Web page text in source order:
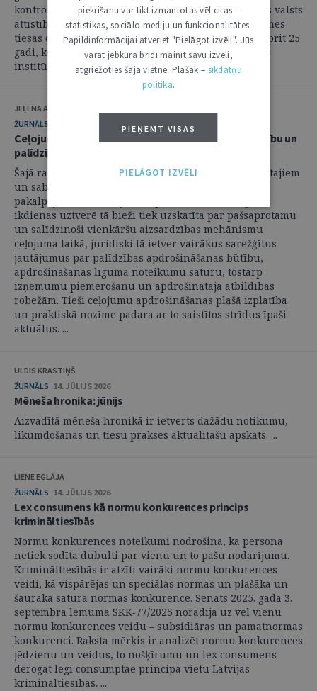
kontroles nozīmi Latvijas kā demokrātiskas tiesiskas valsts
attīstībā. Tomēr šogad atzīmējams vēl viens Satversmes
tiesas darbā būtisks pagrieziena punkts – 1. jūlijā aprit 25
gadi, kopš sācis darboties konstitucionālās sūdzības
institūts. Tas ir brīdis, ...
JEĻENA ALFEJEVA
ŽURNĀLS
Ceļojumu apdrošināšanas strīdi: starp darījumu brīvību un
palīdzības apdrošināšanas funkciju
Šajā rakstā tiek aplūkots viens no visplašāk izmantotajiem
un sabiedrībā labi zināmiem apdrošināšanas
pakalpojumiem – ceļojumu apdrošināšana. Lai gan
ikdienas uztverē tā bieži tiek uzskatīta par pašsaprotamu
un salīdzinoši vienkāršu aizsardzības mehānismu
ceļojuma laikā, juridiski tā ietver vairākus sarežģītus
jautājumus par palīdzības apdrošināšanas būtību,
apdrošināšanas līguma noteikumu saturu, tostarp
izņēmumu piemērošanu un apdrošinātāja atbildības
robežām. Tieši ceļojumu apdrošināšanas plašā izplatība
un praktiskā nozīme padara ar to saistītos strīdus īpaši
aktuālus. ...
ULDIS KRASTIŅŠ
ŽURNĀLS 14. JŪLIJS 2026
Mēneša hronika: jūnijs
Aizvadītā mēneša hronikā ir ietverts dažādu notikumu,
likumdošanas un tiesu prakses aktualitāšu apskats. ...
LIENE EGLĀJA
ŽURNĀLS 14. JŪLIJS 2026
Lex consumens kā normu konkurences princips
krimināltiesībās
Normu konkurences noteikumi nodrošina, ka persona
netiek sodīta dubulti par vienu un to pašu nodarījumu.
Krimināltiesībās ir atzīti vairāki normu konkurences
veidi, kā vispārējas un speciālas normas un plašāka un
šaurāka satura normas konkurence. Senāts 2025. gada 3.
septembra lēmumā SKK‑77/2025 norādīja uz vēl vienu
normu konkurences veidu – subsidiāras un pamatnormas
konkurenci. Raksta mērķis ir analizēt normu konkurences
jēdzienu un veidus, to nošķīrumu un lex consumens
derogat legi consumptae principa vietu Latvijas
krimināltiesībās. ...
piekrišanu var tikt izmantotas vēl citas –
statistikas, sociālo mediju un funkcionalitātes.
Papildinformācijai atveriet "Pielāgot izvēli". Jūs
varat jebkurā brīdī mainīt savu izvēli,
atgriežoties šajā vietnē. Plašāk – sīkdatņu
politikā.
PIEŅEMT VISAS
PIELĀGOT IZVĒLI